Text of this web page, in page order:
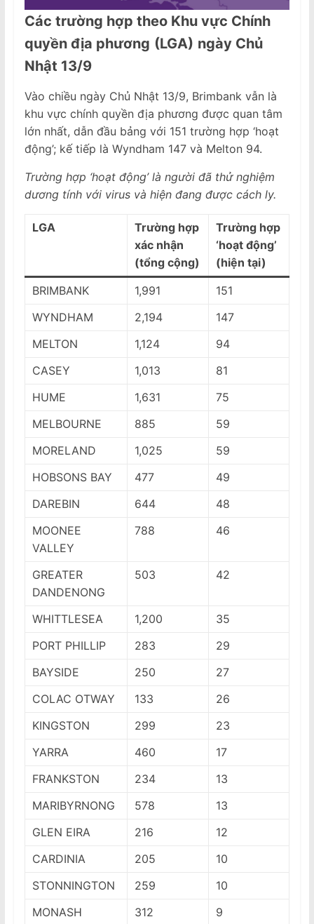
Các trường hợp theo Khu vực Chính
quyền địa phương (LGA) ngày Chủ
Nhật 13/9
Vào chiều ngày Chủ Nhật 13/9, Brimbank vẫn là
khu vực chính quyền địa phương được quan tâm
lớn nhất, dẫn đầu bảng với 151 trường hợp ‘hoạt
động’; kế tiếp là Wyndham 147 và Melton 94.
Trường hợp ‘hoạt động’ là người đã thử nghiệm
dương tính với virus và hiện đang được cách ly.
LGA
Trường hợp
xác nhận
(tổng cộng)
Trường hợp
‘hoạt động’
(hiện tại)
BRIMBANK
1,991
151
WYNDHAM
2,194
147
MELTON
1,124
94
CASEY
1,013
81
HUME
1,631
75
MELBOURNE
885
59
MORELAND
1,025
59
HOBSONS BAY
477
49
DAREBIN
644
48
MOONEE
VALLEY
788 46
GREATER
DANDENONG
503 42
WHITTLESEA 1,200
35
PORT PHILLIP
283
29
BAYSIDE
250
27
COLAC OTWAY
133
26
KINGSTON
299
23
YARRA
460
17
FRANKSTON
234
13
MARIBYRNONG
578
13
GLEN EIRA
216
12
CARDINIA
205
10
STONNINGTON
259
10
MONASH
312 9